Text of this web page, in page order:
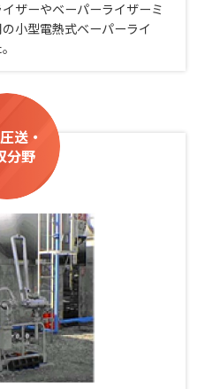
ザーやベーパーライザーミ
小型電熱式ベーパーライ
送・
分野